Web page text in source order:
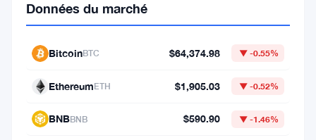
⇄
VERS
Données du marché
BitcoinBTC $64,374.98 ▼ -0.55%
EthereumETH $1,905.03 ▼ -0.52%
BNBBNB $590.90 ▼ -1.46%